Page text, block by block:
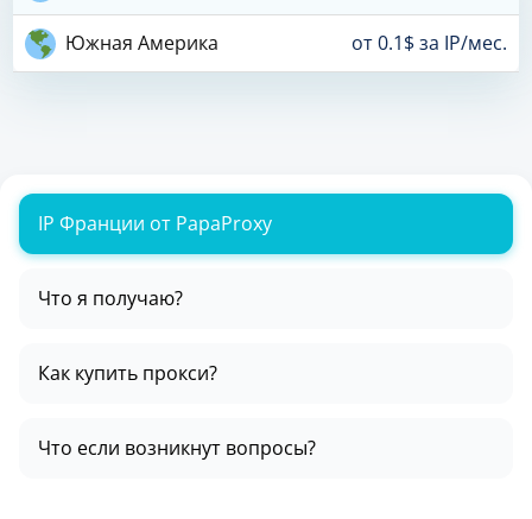
Южная Америка от 0.1$ за IP/мес.
IP Франции от PapaProxy
Что я получаю?
Как купить прокси?
Что если возникнут вопросы?